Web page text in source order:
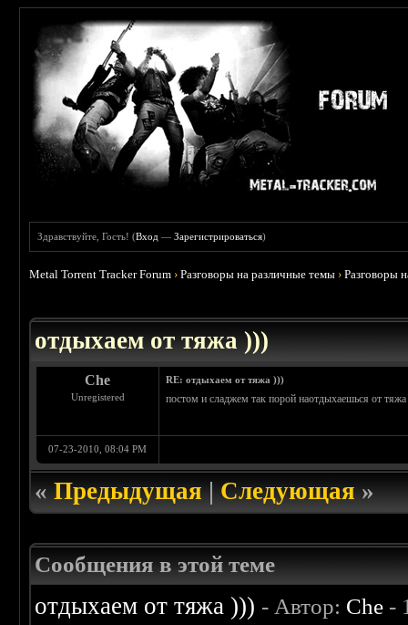
Здравствуйте, Гость! (Вход —Зарегистрироваться)
Metal Torrent Tracker Forum ›Разговоры на различные темы ›Разговоры
отдыхаем от тяжа )))
Che
Unregistered
RE: отдыхаем от тяжа )))
постом и сладжем так порой наотдыхаешься от
07-23-2010, 08:04 PM
«Предыдущая|Следующая»
Сообщения в этой теме
отдыхаем от тяжа ))) - Автор: Che -